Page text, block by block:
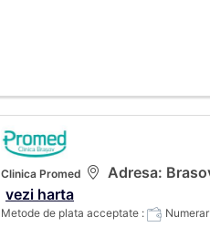
Clinica Promed
Adresa:
vezi harta
Metode de plata acceptate :